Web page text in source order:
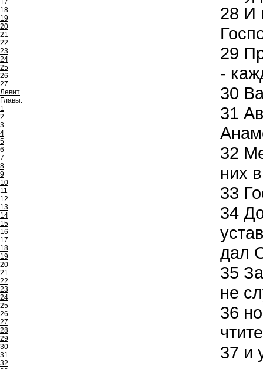
17
18
19
20
21
22
23
24
25
26
27
Левит
Главы:
1
2
3
4
5
6
7
8
9
10
11
12
13
14
15
16
17
18
19
20
21
22
23
24
25
26
27
28
29
30
31
32
28 И
29
-
30
31
32
них
33
34
дал
35
не
36
37 и